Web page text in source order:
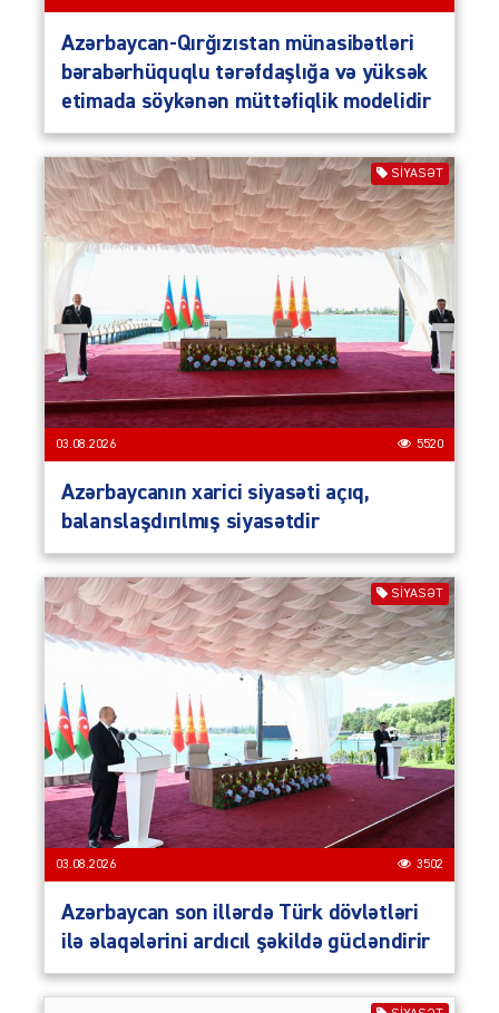
Azərbaycan-Qırğızıstan münasibətləri
bərabərhüquqlu tərəfdaşlığa və yüksək
etimada söykənən müttəfiqlik modelidir
SIYASƏT
03.08.2026 5520
Azərbaycanın xarici siyasəti açıq,
balanslaşdırılmış siyasətdir
SIYASƏT
03.08.2026 3502
Azərbaycan son illərdə Türk dövlətləri
ilə əlaqələrini ardıcıl şəkildə gücləndirir